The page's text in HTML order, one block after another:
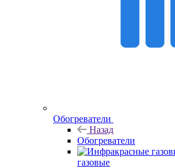
Обогреватели
Назад
Обогреватели
газовые